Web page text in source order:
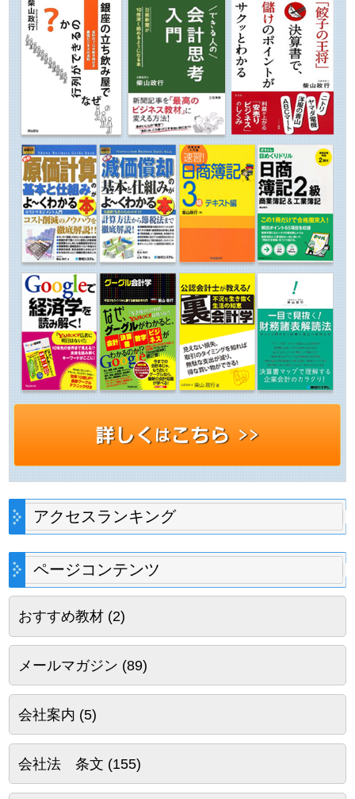
アクセスランキング
ページコンテンツ
おすすめ教材(2)
メールマガジン (89)
会社案内 (5)
会社法 条文 (155)